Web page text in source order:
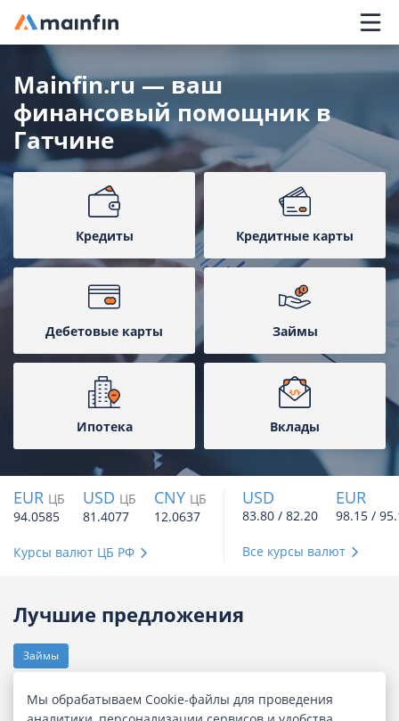
Главное меню
Mainfin.ru — ваш
финансовый помощник в
Гатчине
Кредиты Кредитные карты
Дебетовые карты Займы
Ипотека Вклады
EUR ЦБ
94.0585
USD ЦБ
81.4077
CNY ЦБ
12.0637
Курсы валют ЦБ РФ
USD
83.80 / 82.20
EUR
98.15 /
Все курсы валют
Лучшие предложения
Займы
Мы обрабатываем Cookie-файлы для проведения